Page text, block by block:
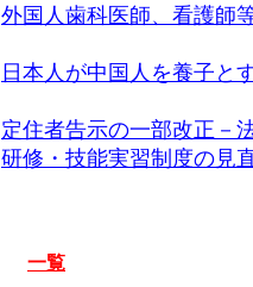
外国人歯科医師、看護師
日本人が中国人を養子と
定住者告示の一部改正－
研修・技能実習制度の見
一覧